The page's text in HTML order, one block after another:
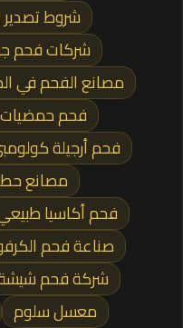
شروط
شركات فحم
مصانع الفحم في
فحم
فحم أرجيلة
مصانع
فحم أكاسيا
صناعة فحم
شركة فحم
معسل سلوم